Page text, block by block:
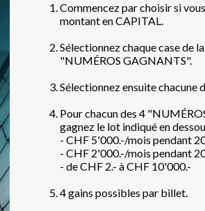
Commencez par choisir si
montant en CAPITAL.
Sélectionnez chaque case de
"NUMÉROS GAGNANTS".
Sélectionnez ensuite chacune
Pour chacun des 4
gagnez le lot indiqué en
- CHF 5'000.-/mois pendant
- CHF 2'000.-/mois pendant
- de CHF 2.- à CHF 10'000.-
4 gains possibles par billet.